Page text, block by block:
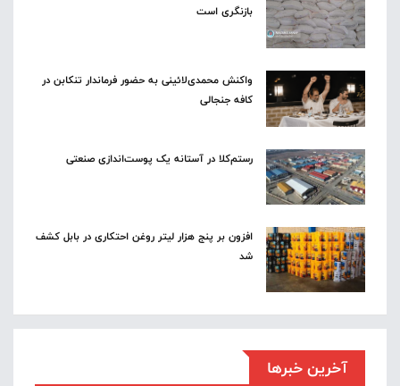
بازنگری است
واکنش محمدی‌لائینی به حضور فرماندار تنکابن در
کافه جنجالی
رستم‌کلا در آستانه یک پوست‌اندازی صنعتی
افزون بر پنج هزار لیتر روغن احتکاری در بابل کشف
شد
آخرین خبرها